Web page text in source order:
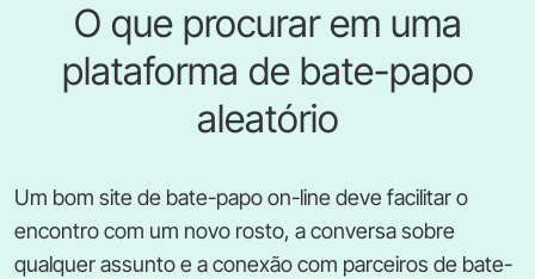
O que procurar em uma
plataforma de bate-papo
aleatório
Um bom site de bate-papo on-line deve facilitar o
encontro com um novo rosto, a conversa sobre
qualquer assunto e a conexão com parceiros de bate-